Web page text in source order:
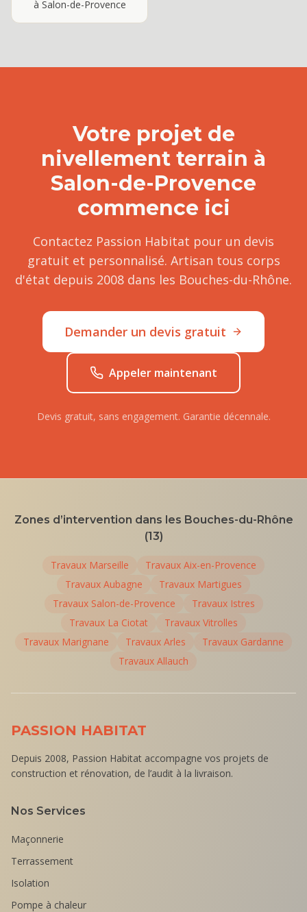
à Salon-de-Provence
Votre projet de
nivellement terrain à
Salon-de-Provence
commence ici
Contactez Passion Habitat pour un devis
gratuit et personnalisé. Artisan tous corps
d'état depuis 2008 dans les Bouches-du-Rhône.
Demander un devis gratuit
Appeler maintenant
Devis gratuit, sans engagement. Garantie décennale.
Zones d’intervention dans les Bouches-du-Rhône
(13)
Travaux Marseille Travaux Aix-en-Provence
Travaux Aubagne Travaux Martigues
Travaux Salon-de-Provence Travaux Istres
Travaux La Ciotat Travaux Vitrolles
Travaux Marignane Travaux Arles Travaux Gardanne
Travaux Allauch
PASSION HABITAT
Depuis 2008, Passion Habitat accompagne vos projets de
construction et rénovation, de l’audit à la livraison.
Nos Services
Maçonnerie
Terrassement
Isolation
Pompe à chaleur